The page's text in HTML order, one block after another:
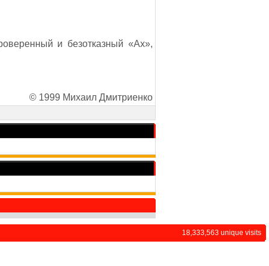
и безотказный «Ах»,
© 1999 Михаил Дмитриенко
18,333,563 unique visits